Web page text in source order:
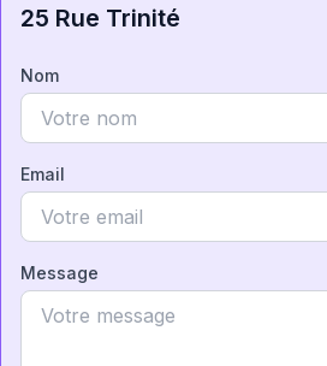
25 Rue Trinité
Nom
Email
Message